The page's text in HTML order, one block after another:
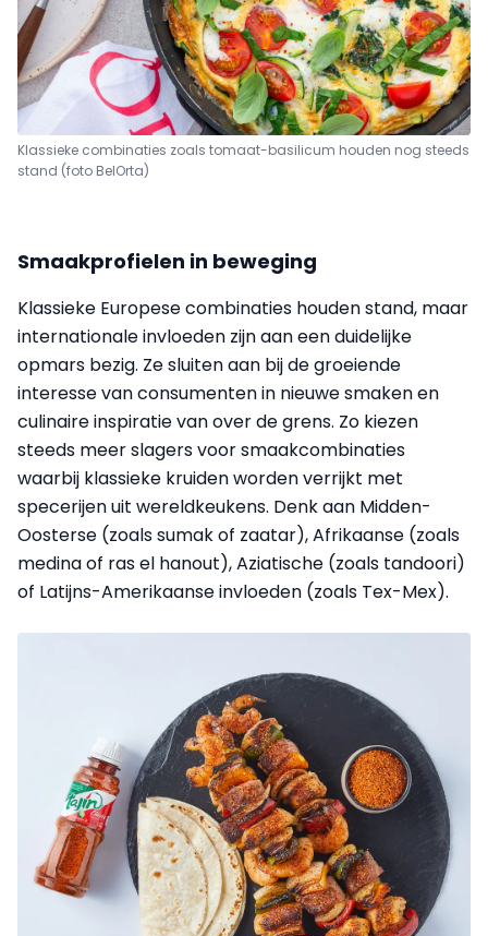
Klassieke combinaties zoals tomaat-basilicum houden nog steeds
stand (foto BelOrta)
Smaakprofielen in beweging
Klassieke Europese combinaties houden stand, maar
internationale invloeden zijn aan een duidelijke
opmars bezig. Ze sluiten aan bij de groeiende
interesse van consumenten in nieuwe smaken en
culinaire inspiratie van over de grens. Zo kiezen
steeds meer slagers voor smaakcombinaties
waarbij klassieke kruiden worden verrijkt met
specerijen uit wereldkeukens. Denk aan Midden-
Oosterse (zoals sumak of zaatar), Afrikaanse (zoals
medina of ras el hanout), Aziatische (zoals tandoori)
of Latijns-Amerikaanse invloeden (zoals Tex-Mex).